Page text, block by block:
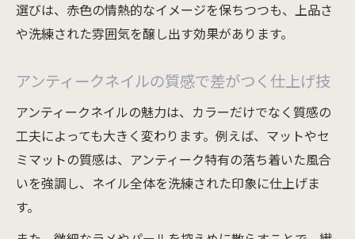
選びは、赤色の情熱的なイメージを保ちつつも、上品さ
や洗練された雰囲気を醸し出す効果があります。
アンティークネイルの質感で差がつく仕上げ技
アンティークネイルの魅力は、カラーだけでなく質感の
工夫によっても大きく変わります。例えば、マットやセ
ミマットの質感は、アンティーク特有の落ち着いた風合
いを強調し、ネイル全体を洗練された印象に仕上げま
す。